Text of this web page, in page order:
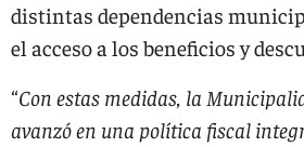
distintas dependencias
el acceso a los beneficios y
“Con estas medidas, la
avanzó en una política fiscal